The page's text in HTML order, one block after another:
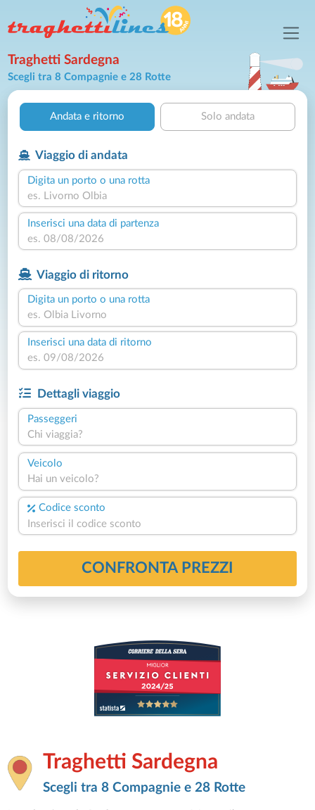
Traghetti Sardegna
Scegli tra 8 Compagnie e 28 Rotte
Andata e ritorno Solo andata
Viaggio di andata
Digita un porto o una rotta
Inserisci una data di partenza
Viaggio di ritorno
Digita un porto o una rotta
Inserisci una data di ritorno
Dettagli viaggio
Passeggeri
Chi viaggia?
Veicolo
Hai un veicolo?
Codice sconto
CONFRONTA PREZZI
Traghetti Sardegna
Scegli tra 8 Compagnie e 28 Rotte